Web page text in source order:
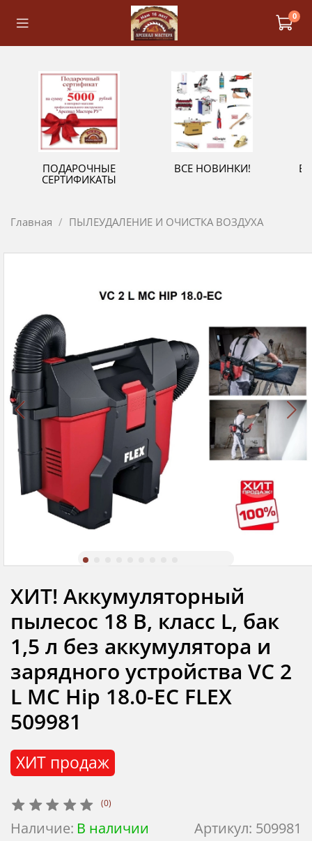
0
ПОДАРОЧНЫЕ
СЕРТИФИКАТЫ
ВСЕ НОВИНКИ!
Главная ПЫЛЕУДАЛЕНИЕ И ОЧИСТКА ВОЗДУХА
(0)
Артикул: 509981
Наличие: В наличии
ХИТ продаж
ХИТ! Аккумуляторный
пылесос 18 В, класс L, бак
1,5 л без аккумулятора и
зарядного устройства VC 2
L MC Hip 18.0-EC FLEX
509981